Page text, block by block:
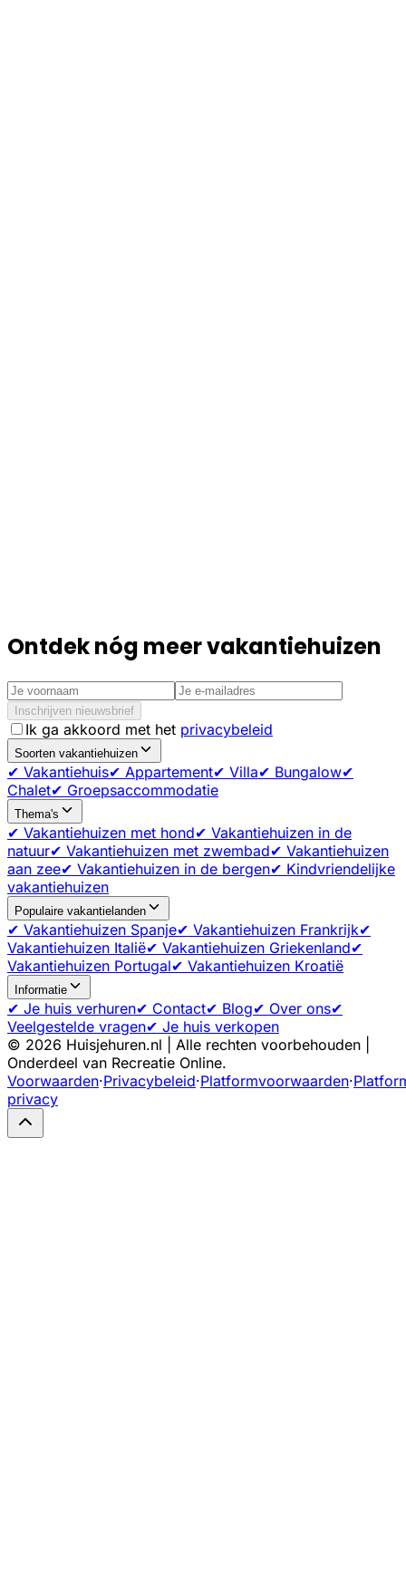
Ontdek nóg meer vakantiehuizen
Inschrijven nieuwsbrief
Ik ga akkoord met het privacybeleid
Soorten vakantiehuizen
✔ Vakantiehuis✔ Appartement✔ Villa✔ Bungalow✔
Chalet✔ Groepsaccommodatie
Thema's
✔ Vakantiehuizen met hond✔ Vakantiehuizen in de
natuur✔ Vakantiehuizen met zwembad✔ Vakantiehuizen
aan zee✔ Vakantiehuizen in de bergen✔ Kindvriendelijke
vakantiehuizen
Populaire vakantielanden
✔ Vakantiehuizen Spanje✔ Vakantiehuizen Frankrijk✔
Vakantiehuizen Italië✔ Vakantiehuizen Griekenland✔
Vakantiehuizen Portugal✔ Vakantiehuizen Kroatië
Informatie
✔ Je huis verhuren✔ Contact✔ Blog✔ Over ons✔
Veelgestelde vragen✔ Je huis verkopen
© 2026 Huisjehuren.nl | Alle rechten voorbehouden |
Onderdeel van Recreatie Online.
Voorwaarden·Privacybeleid·Platformvoorwaarden·
privacy